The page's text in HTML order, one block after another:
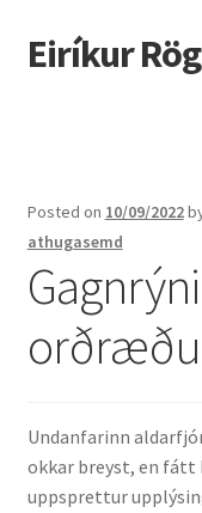
Fara
beint
Hoppa
yfir
Eiríkur
Ætt
Líf og starf
Myndir
Kennsla
Kennd námskeið
Posted on 10/09/2022
athugasemd
Undanfarinn
okkar breyst, en fátt
uppsprettur